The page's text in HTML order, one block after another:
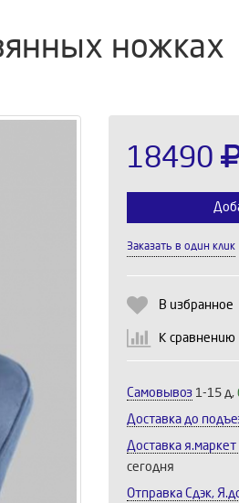
ножках
18490
Заказать в один клик
В избранное
К сравнению
Самовывоз 1-15 д,
Доставка до
Доставка
сегодня
Отправка Сдэк,